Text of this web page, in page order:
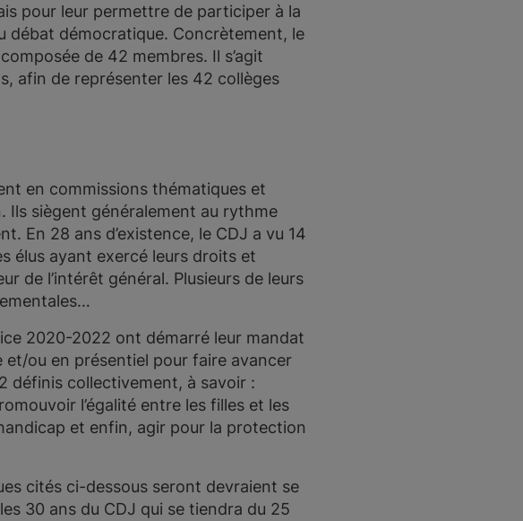
pour leur permettre de participer à la
débat démocratique. Concrètement, le
de 42 membres. Il s’agit
afin de représenter les 42 collèges
en commissions thématiques et
Ils siègent généralement au rythme
En 28 ans d’existence, le CDJ a vu 14
élus ayant exercé leurs droits et
de l’intérêt général. Plusieurs de leurs
2020-2022 ont démarré leur mandat
ou en présentiel pour faire avancer
définis collectivement, à savoir :
l’égalité entre les filles et les
et enfin, agir pour la protection
cités ci-dessous seront devraient se
30 ans du CDJ qui se tiendra du 25